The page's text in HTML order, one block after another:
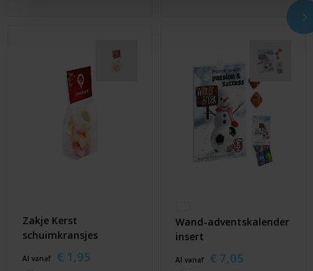
Zakje Kerst
schuimkransjes
Al vanaf € 1,95
Wand-adventskalender
insert
Al vanaf € 7,05